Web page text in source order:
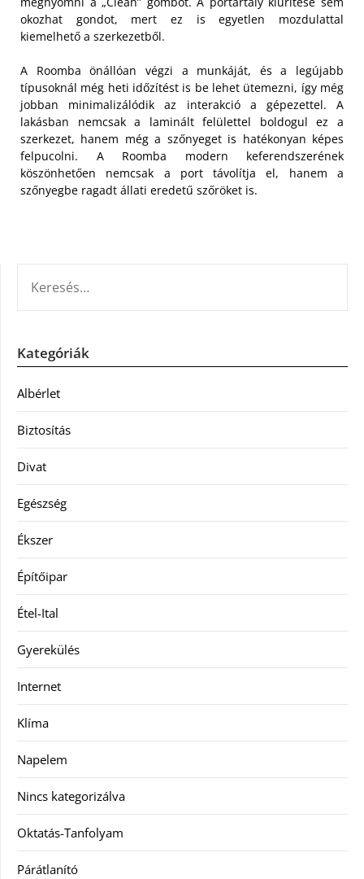
okozhat gondot, mert ez is egyetlen mozdulattal
kiemelhető a szerkezetből.
A Roomba önállóan végzi a munkáját, és a legújabb
típusoknál még heti időzítést is be lehet ütemezni, így még
jobban minimalizálódik az interakció a gépezettel. A
lakásban nemcsak a laminált felülettel boldogul ez a
szerkezet, hanem még a szőnyeget is hatékonyan képes
felpucolni. A Roomba modern keferendszerének
köszönhetően nemcsak a port távolítja el, hanem a
szőnyegbe ragadt állati eredetű szőröket is.
Kategóriák
Albérlet
Biztosítás
Divat
Egészség
Ékszer
Építőipar
Étel-Ital
Gyerekülés
Internet
Klíma
Napelem
Nincs kategorizálva
Oktatás-Tanfolyam
Párátlanító